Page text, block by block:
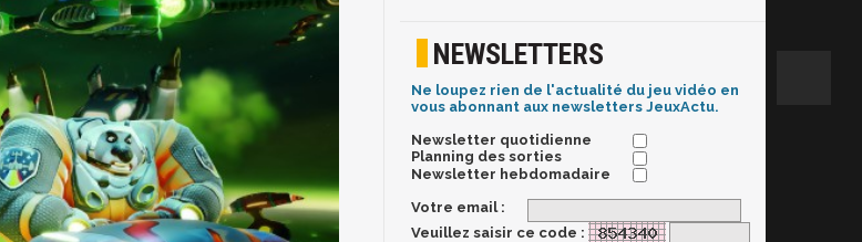
NEWSLETTERS
Ne loupez rien de l'actualité du jeu vidéo en
vous abonnant aux newsletters JeuxActu.
Newsletter quotidienne
Planning des sorties
Newsletter hebdomadaire
Votre email :
Veuillez saisir ce code :